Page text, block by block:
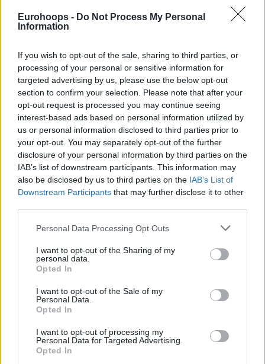
Eurohoops - Do Not Process My Personal
Information
If you wish to opt-out of the sale, sharing to third parties, or
processing of your personal or sensitive information for
targeted advertising by us, please use the below opt-out
section to confirm your selection. Please note that after your
opt-out request is processed you may continue seeing
interest-based ads based on personal information utilized by
us or personal information disclosed to third parties prior to
your opt-out. You may separately opt-out of the further
disclosure of your personal information by third parties on the
IAB’s list of downstream participants. This information may
also be disclosed by us to third parties on the IAB’s List of
Downstream Participants that may further disclose it to other
Please note that this website/app uses one or more Google
not limited to your visit or usage behaviour. You may click to
grant or deny consent to Google and its third-party tags to
use your data for below specified purposes in below Google
consent section.
Personal Data Processing Opt Outs
I want to opt-out of the Sharing of my
personal data.
Opted In
I want to opt-out of the Sale of my
Personal Data.
Opted In
I want to opt-out of processing my
Personal Data for Targeted Advertising.
Opted In
— UCAM Murcia (@UCAMMurcia)